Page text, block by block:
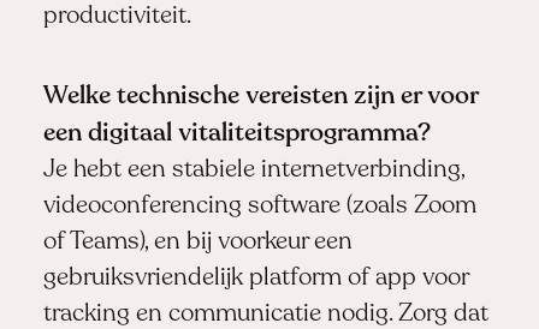
productiviteit.
Welke technische vereisten zijn er voor
een digitaal vitaliteitsprogramma?
Je hebt een stabiele internetverbinding,
videoconferencing software (zoals Zoom
of Teams), en bij voorkeur een
gebruiksvriendelijk platform of app voor
tracking en communicatie nodig. Zorg dat